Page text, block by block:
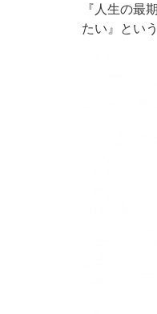
『人生の最
たい』とい